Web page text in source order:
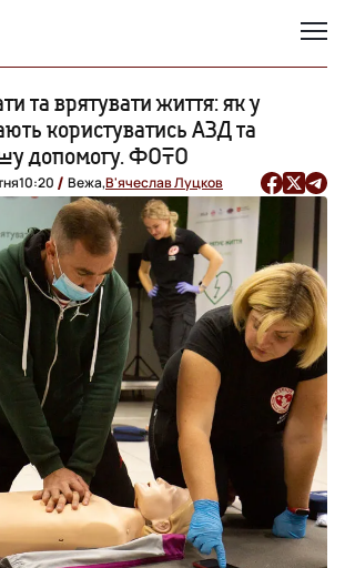
та врятувати життя: як у
користуватись АЗД та
допомогу. ФОТО
10:20 Вежа,В'ячеслав Луцков